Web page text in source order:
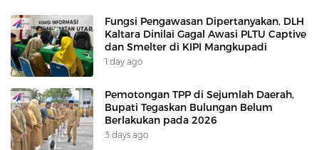
Fungsi Pengawasan Dipertanyakan, DLH
Kaltara Dinilai Gagal Awasi PLTU Captive
dan Smelter di KIPI Mangkupadi
1 day ago
Pemotongan TPP di Sejumlah Daerah,
Bupati Tegaskan Bulungan Belum
Berlakukan pada 2026
3 days ago